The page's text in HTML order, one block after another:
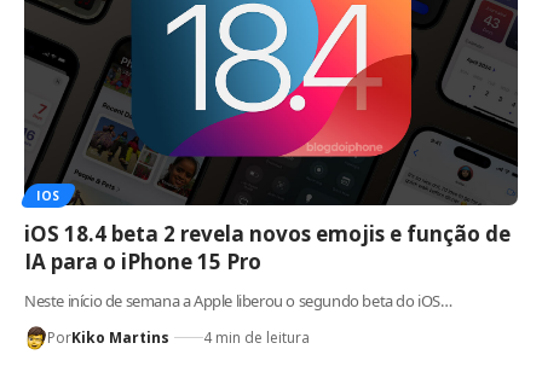
IOS
iOS 18.4 beta 2 revela novos emojis e função de
IA para o iPhone 15 Pro
Neste início de semana a Apple liberou o segundo beta do iOS…
PorKiko Martins 4 min de leitura